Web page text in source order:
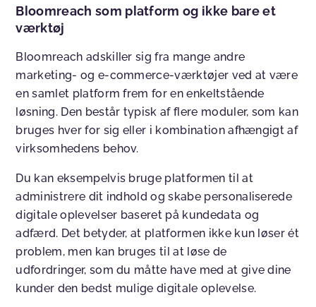
Bloomreach som platform og ikke bare et
værktøj
Bloomreach adskiller sig fra mange andre
marketing- og e-commerce-værktøjer ved at være
en samlet platform frem for en enkeltstående
løsning. Den består typisk af flere moduler, som kan
bruges hver for sig eller i kombination afhængigt af
virksomhedens behov.
Du kan eksempelvis bruge platformen til at
administrere dit indhold og skabe personaliserede
digitale oplevelser baseret på kundedata og
adfærd. Det betyder, at platformen ikke kun løser ét
problem, men kan bruges til at løse de
udfordringer, som du måtte have med at give dine
kunder den bedst mulige digitale oplevelse.